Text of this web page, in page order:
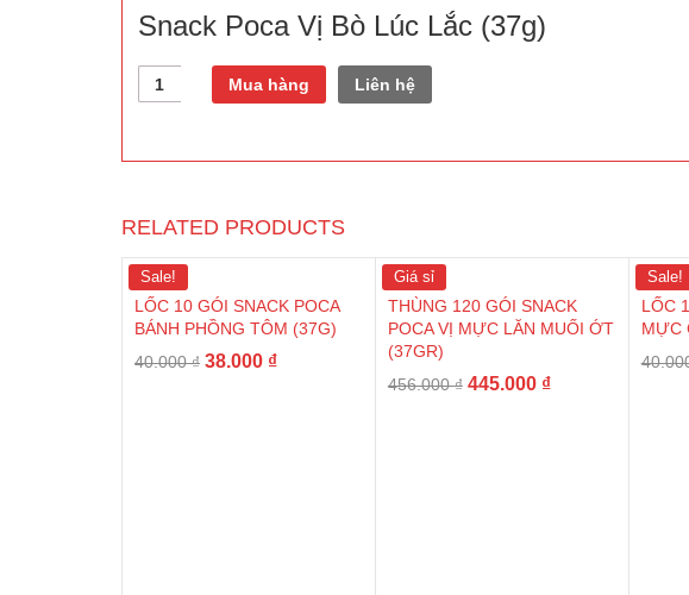
Snack Poca Vị Bò Lúc Lắc (37g)
Quantity Mua hàng Liên hệ
RELATED PRODUCTS
Sale!
LỐC 10 GÓI SNACK POCA
BÁNH PHỒNG TÔM (37G)
40.000₫ 38.000 ₫
Giá sỉ
THÙNG 120 GÓI SNACK
POCA VỊ MỰC LĂN MUỐI ỚT
(37GR)
456.000₫ 445.000 ₫
Sale!
LỐC
MỰC